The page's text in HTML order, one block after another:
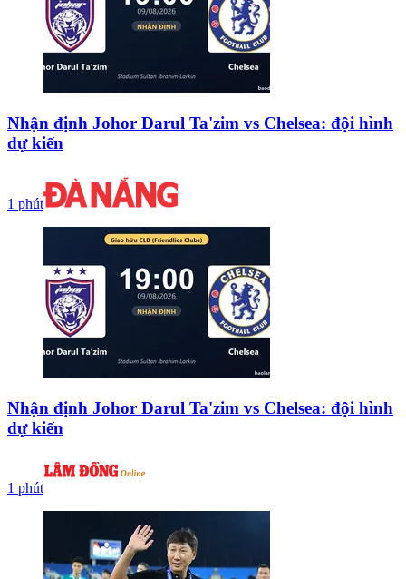
Nhận định Johor Darul Ta'zim vs Chelsea: đội hình
dự kiến
1 phút
Nhận định Johor Darul Ta'zim vs Chelsea: đội hình
dự kiến
1 phút